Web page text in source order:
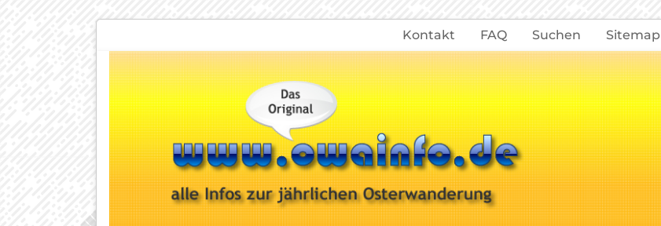
überspringen
Kontakt FAQ Suchen Sitemap